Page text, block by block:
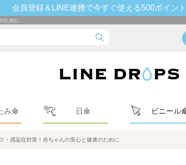
会員登録＆LINE連携で今すぐ使える500ポイン
ために
み傘 日傘 ビニール
・感染症対策！赤ちゃんの安心と健康のために